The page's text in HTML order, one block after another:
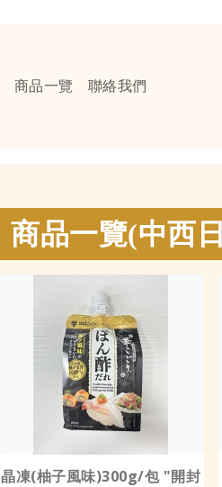
商品一覽 聯絡我們
商品一覽(中西
晶凍(柚子風味)300g/包 "開封